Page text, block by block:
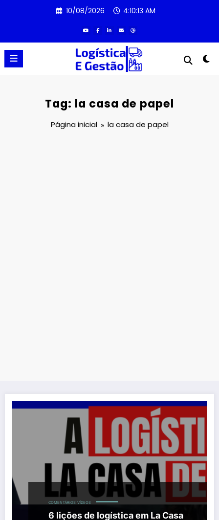
10/08/2026 4:10:14 AM
Tag: la casa de papel
Página inicial la casa de papel
COMENTÁRIOS VÍDEOS
6 lições de logística em La Casa